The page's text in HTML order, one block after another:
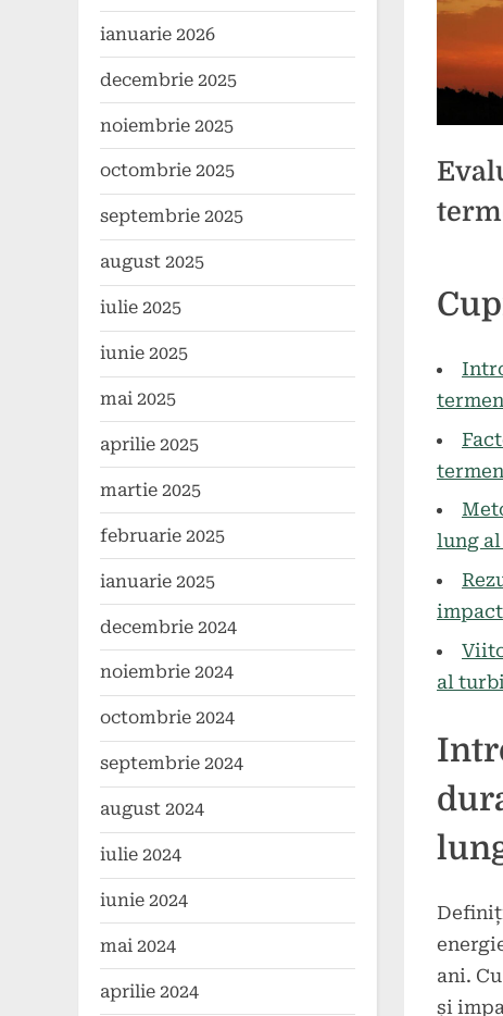
on
mai
lung
al
ani.
și
ianuarie 2026
decembrie 2025
noiembrie 2025
octombrie 2025
septembrie 2025
august 2025
iulie 2025
iunie 2025
mai 2025
aprilie 2025
martie 2025
februarie 2025
ianuarie 2025
decembrie 2024
noiembrie 2024
octombrie 2024
septembrie 2024
august 2024
iulie 2024
iunie 2024
mai 2024
aprilie 2024